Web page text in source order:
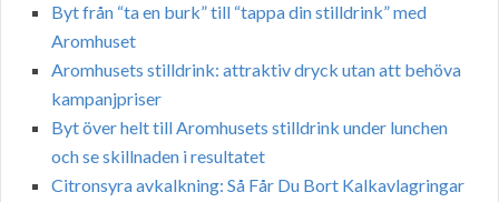
Byt från “ta en burk” till “tappa din stilldrink” med
Aromhuset
Aromhusets stilldrink: attraktiv dryck utan att behöva
kampanjpriser
Byt över helt till Aromhusets stilldrink under lunchen
och se skillnaden i resultatet
Citronsyra avkalkning: Så Får Du Bort Kalkavlagringar